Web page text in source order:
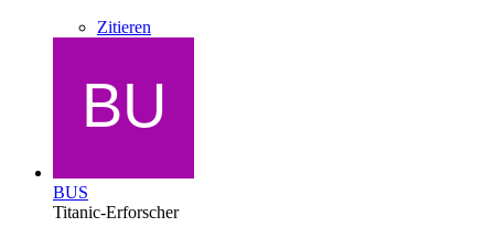
Zitieren
BUS
Titanic-Erforscher